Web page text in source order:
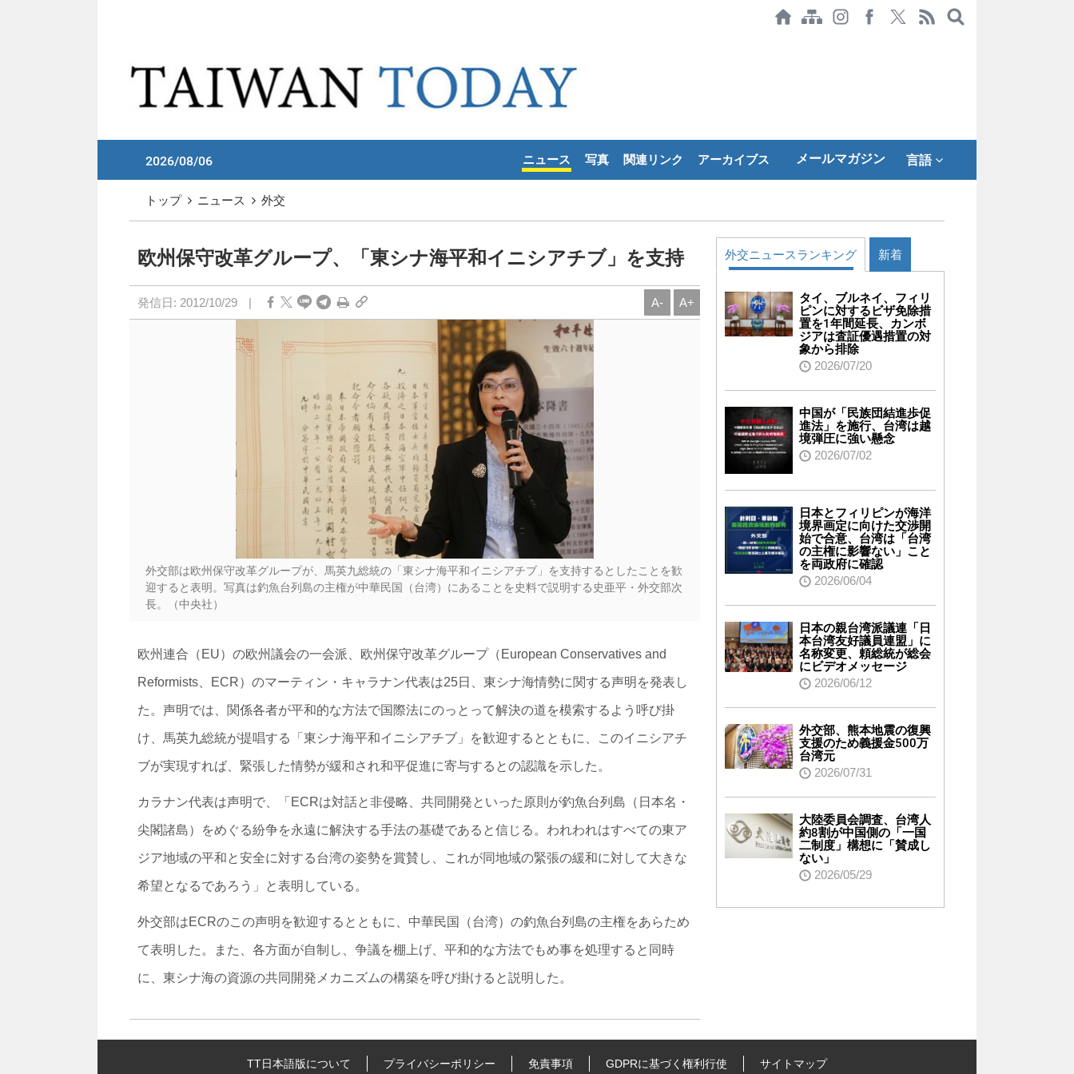
2026/08/06 メールマガジン 言語
ニュース 写真 関連リンク アーカイブス
トップ ニュース 外交
欧州保守改革グループ、「東シナ海平和イニシアチブ」を支持
発信日: 2012/10/29 | A- A+
外交部は欧州保守改革グループが、馬英九総統の「東シナ海平和イニシアチブ」を支持するとしたことを歓
迎すると表明。写真は釣魚台列島の主権が中華民国（台湾）にあることを史料で説明する史亜平・外交部次
長。（中央社）
欧州連合（EU）の欧州議会の一会派、欧州保守改革グループ（European Conservatives and
Reformists、ECR）のマーティン・キャラナン代表は25日、東シナ海情勢に関する声明を発表し
た。声明では、関係各者が平和的な方法で国際法にのっとって解決の道を模索するよう呼び掛
け、馬英九総統が提唱する「東シナ海平和イニシアチブ」を歓迎するとともに、このイニシアチ
ブが実現すれば、緊張した情勢が緩和され和平促進に寄与するとの認識を示した。
カラナン代表は声明で、「ECRは対話と非侵略、共同開発といった原則が釣魚台列島（日本名・
尖閣諸島）をめぐる紛争を永遠に解決する手法の基礎であると信じる。われわれはすべての東ア
ジア地域の平和と安全に対する台湾の姿勢を賞賛し、これが同地域の緊張の緩和に対して大きな
希望となるであろう」と表明している。
外交部はECRのこの声明を歓迎するとともに、中華民国（台湾）の釣魚台列島の主権をあらため
て表明した。また、各方面が自制し、争議を棚上げ、平和的な方法でもめ事を処理すると同時
に、東シナ海の資源の共同開発メカニズムの構築を呼び掛けると説明した。
外交ニュースランキング 新着
タイ、ブルネイ、フィリ
ピンに対するビザ免除措
置を1年間延長、カンボ
ジアは査証優遇措置の対
象から排除
2026/07/20
中国が「民族団結進歩促
進法」を施行、台湾は越
境弾圧に強い懸念
2026/07/02
日本とフィリピンが海洋
境界画定に向けた交渉開
始で合意、台湾は「台湾
の主権に影響ない」こと
を両政府に確認
2026/06/04
日本の親台湾派議連「日
本台湾友好議員連盟」に
名称変更、頼総統が総会
にビデオメッセージ
2026/06/12
外交部、熊本地震の復興
支援のため義援金500万
台湾元
2026/07/31
大陸委員会調査、台湾人
約8割が中国側の「一国
二制度」構想に「賛成し
ない」
2026/05/29
TT日本語版について プライバシーポリシー 免責事項 GDPRに基づく権利行使 サイトマップ